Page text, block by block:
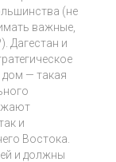
(не
важные,
Дагестан и
дом — такая
и
Востока.
и должны